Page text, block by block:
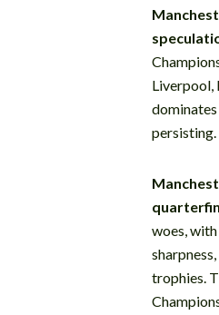
Liverpool,
persisting.
woes,
trophies.